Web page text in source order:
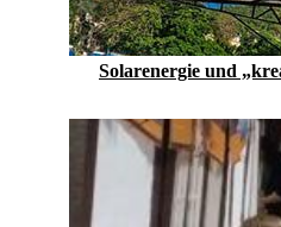
Solarenergie und